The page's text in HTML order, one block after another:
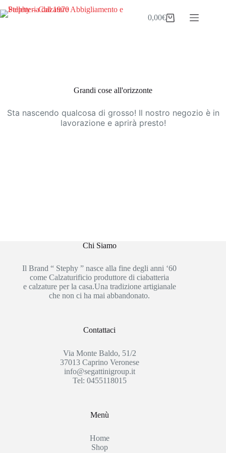
al
Carrello
0,00€
Grandi cose all'orizzonte
Sta nascendo qualcosa di grosso! Il nostro negozio è in
lavorazione e aprirà presto!
Chi Siamo
Il Brand “ Stephy ” nasce alla fine degli anni ‘60
come Calzaturificio produttore di ciabatteria
e calzature per la casa.Una tradizione artigianale
che non ci ha mai abbandonato.
Contattaci
Via Monte Baldo, 51/2
37013 Caprino Veronese
info@segattinigroup.it
Tel: 0455118015
Menù
Home
Shop